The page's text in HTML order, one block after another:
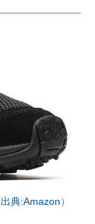
出典:Amazon）